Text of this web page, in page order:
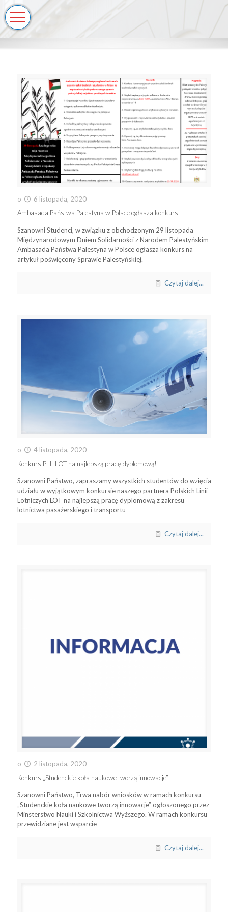
o
6 listopada, 2020
Ambasada Państwa Palestyna w Polsce ogłasza konkurs
Szanowni Studenci, w związku z obchodzonym 29 listopada
Międzynarodowym Dniem Solidarności z Narodem Palestyńskim
Ambasada Państwa Palestyna w Polsce ogłasza konkurs na
artykuł poświęcony Sprawie Palestyńskiej.
Czytaj dalej...
o
4 listopada, 2020
Konkurs PLL LOT na najlepszą pracę dyplomową!
Szanowni Państwo, zapraszamy wszystkich studentów do wzięcia
udziału w wyjątkowym konkursie naszego partnera Polskich Linii
Lotniczych LOT na najlepszą pracę dyplomową z zakresu
lotnictwa pasażerskiego i transportu
Czytaj dalej...
o
2 listopada, 2020
Konkurs „Studenckie koła naukowe tworzą innowacje”
Szanowni Państwo, Trwa nabór wniosków w ramach konkursu
„Studenckie koła naukowe tworzą innowacje” ogłoszonego przez
Minsterstwo Nauki i Szkolnictwa Wyższego. W ramach konkursu
przewidziane jest wsparcie
Czytaj dalej...